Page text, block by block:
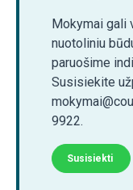
Mokymai gali
nuotoliniu
paruošime
Susisiekite
9922.
Susisiekti